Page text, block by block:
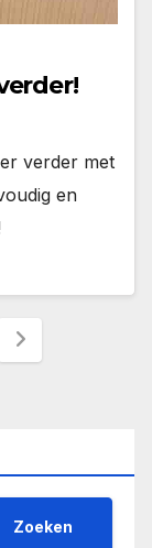
verder met
en
Zoeken